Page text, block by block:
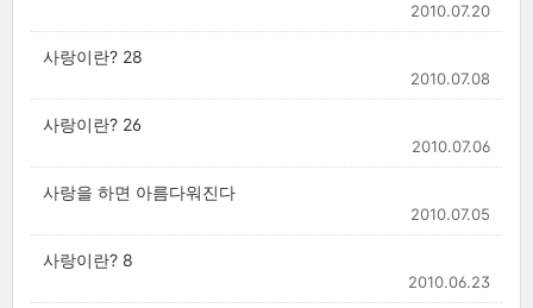
2010.07.20
사랑이란? 28
2010.07.08
사랑이란? 26
2010.07.06
사랑을 하면 아름다워진다
2010.07.05
사랑이란? 8
2010.06.23